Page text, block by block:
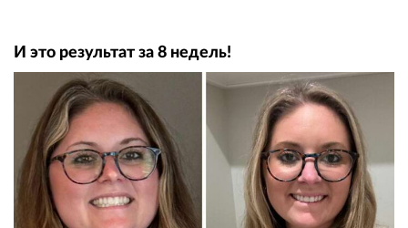
И это результат за 8 недель!